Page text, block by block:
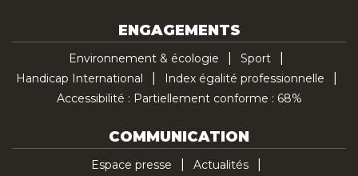
ENGAGEMENTS
Environnement & écologie
Sport
Handicap International
Index égalité professionnelle
Accessibilité : Partiellement conforme : 68%
COMMUNICATION
Espace presse
Actualités